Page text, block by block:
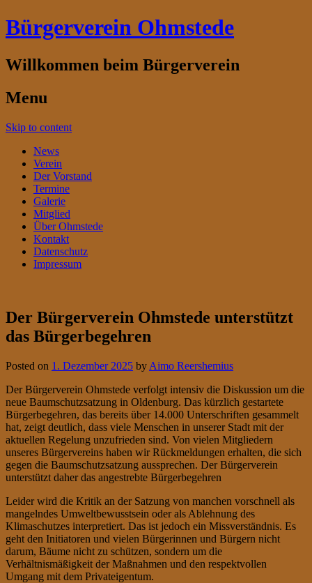
Bürgerverein Ohmstede
Willkommen beim Bürgerverein
Menu
Skip to content
News
Verein
Der Vorstand
Termine
Galerie
Mitglied
Über Ohmstede
Kontakt
Datenschutz
Impressum
Der Bürgerverein Ohmstede unterstützt
das Bürgerbegehren
Posted on 1. Dezember 2025 by Aimo Reershemius
Der Bürgerverein Ohmstede verfolgt intensiv die Diskussion um die
neue Baumschutzsatzung in Oldenburg. Das kürzlich gestartete
Bürgerbegehren, das bereits über 14.000 Unterschriften gesammelt
hat, zeigt deutlich, dass viele Menschen in unserer Stadt mit der
aktuellen Regelung unzufrieden sind. Von vielen Mitgliedern
unseres Bürgervereins haben wir Rückmeldungen erhalten, die sich
gegen die Baumschutzsatzung aussprechen. Der Bürgerverein
unterstützt daher das angestrebte Bürgerbegehren
Leider wird die Kritik an der Satzung von manchen vorschnell als
mangelndes Umweltbewusstsein oder als Ablehnung des
Klimaschutzes interpretiert. Das ist jedoch ein Missverständnis. Es
geht den Initiatoren und vielen Bürgerinnen und Bürgern nicht
darum, Bäume nicht zu schützen, sondern um die
Verhältnismäßigkeit der Maßnahmen und den respektvollen
Umgang mit dem Privateigentum.